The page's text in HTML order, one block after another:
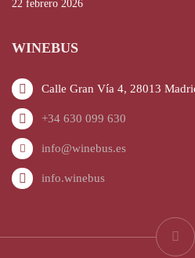
22 febrero 2026
WINEBUS
Calle Gran Vía 4, 28013
+34 630 099 630
info@winebus.es
info.winebus